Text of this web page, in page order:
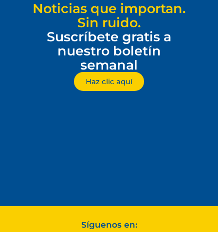
Noticias que importan.
Sin ruido.
Suscríbete gratis a
nuestro boletín
semanal
Haz clic aquí
Síguenos en: